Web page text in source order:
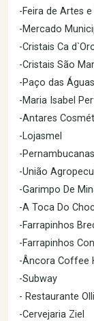
-Feira de Artes
-Mercado
-Cristais Ca
-Cristais São
-Paço das
-Maria Isabel
-Antares
-Lojasmel
-Pernambucanas
-União
-Garimpo De
-A Toca Do
-Farrapinhos
-Farrapinhos
-Âncora Coffee
-Subway
- Restaurante
-Cervejaria Ziel